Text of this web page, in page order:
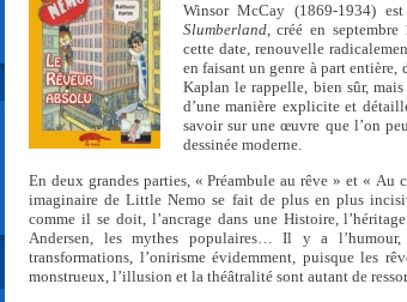
Winsor McCay (1869-1934)
Slumberland, créé en
cette date, renouvelle
en faisant un genre à part
Kaplan le rappelle, bien sûr,
d’une manière explicite et
savoir sur une œuvre que l’on
dessinée moderne.
En deux grandes parties, « Préambule au rêve » et «
imaginaire de Little Nemo se fait de plus en plus
comme il se doit, l’ancrage dans une Histoire,
Andersen, les mythes populaires… Il y a
transformations, l’onirisme évidemment, puisque les
monstrueux, l’illusion et la théâtralité sont autant de